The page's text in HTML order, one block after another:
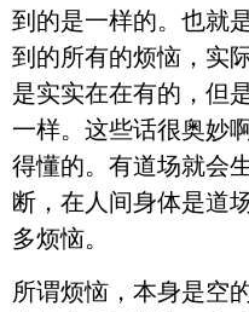
到的是一样的。也就
到的所有的烦恼，实
是实实在在有的，但
一样。这些话很奥妙
得懂的。有道场就会
断，在人间身体是道
多烦恼。
所谓烦恼，本身是空